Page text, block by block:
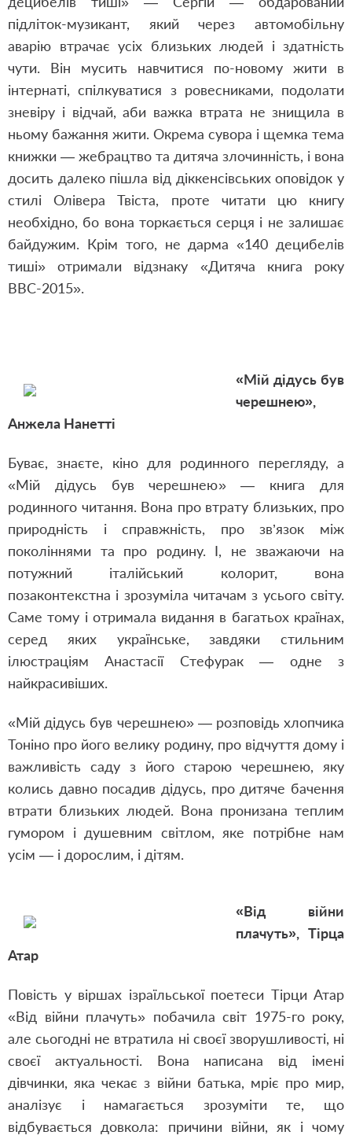
підліток-музикант, який через автомобільну
аварію втрачає усіх близьких людей і здатність
чути. Він мусить навчитися по-новому жити в
інтернаті, спілкуватися з ровесниками, подолати
зневіру і відчай, аби важка втрата не знищила в
ньому бажання жити. Окрема сувора і щемка тема
книжки — жебрацтво та дитяча злочинність, і вона
досить далеко пішла від діккенсівських оповідок у
стилі Олівера Твіста, проте читати цю книгу
необхідно, бо вона торкається серця і не залишає
байдужим. Крім того, не дарма «140 децибелів
тиші» отримали відзнаку «Дитяча книга року
ВВС-2015».
«Мій дідусь був
черешнею»,
Анжела Нанетті
Буває, знаєте, кіно для родинного перегляду, а
«Мій дідусь був черешнею» — книга для
родинного читання. Вона про втрату близьких, про
природність і справжність, про зв’язок між
поколіннями та про родину. І, не зважаючи на
потужний італійський колорит, вона
позаконтекстна і зрозуміла читачам з усього світу.
Саме тому і отримала видання в багатьох країнах,
серед яких українське, завдяки стильним
ілюстраціям Анастасії Стефурак — одне з
найкрасивіших.
«Мій дідусь був черешнею» — розповідь хлопчика
Тоніно про його велику родину, про відчуття дому і
важливість саду з його старою черешнею, яку
колись давно посадив дідусь, про дитяче бачення
втрати близьких людей. Вона пронизана теплим
гумором і душевним світлом, яке потрібне нам
усім — і дорослим, і дітям.
«Від війни
плачуть», Тірца
Атар
Повість у віршах ізраїльської поетеси Тірци Атар
«Від війни плачуть» побачила світ 1975-го року,
але сьогодні не втратила ні своєї зворушливості, ні
своєї актуальності. Вона написана від імені
дівчинки, яка чекає з війни батька, мріє про мир,
аналізує і намагається зрозуміти те, що
відбувається довкола: причини війни, як і чому